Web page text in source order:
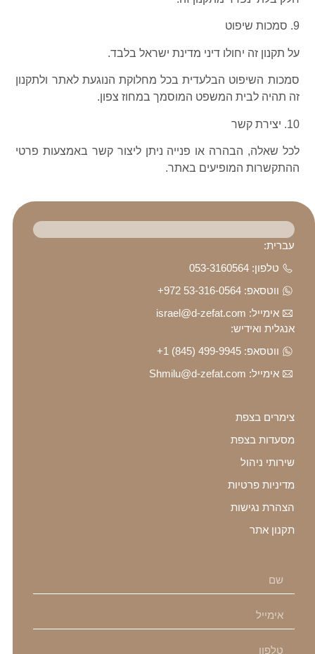
9. סמכות שיפוט
על תקנון זה יחולו דיני מדינת ישראל בלבד.
סמכות השיפוט הבלעדית בכל מחלוקת הנוגעת לאתר ולתקנון
זה תהיה לבית המשפט המוסמך במחוז צפון.
10. יצירת קשר
לכל שאלה, הבהרה או פנייה ניתן ליצור קשר באמצעות פרטי
ההתקשרות המופיעים באתר.
עברית:
טלפון: 053-3160564
ווטסאפ: ⁦ +972 53-316-0564⁩
אימייל: israel@d-zefat.com
אנגלית ואידיש:
ווטסאפ: ⁦+1 (845) 499-9945⁩
אימייל: Shmilu@d-zefat.com
צימרים בצפת
מסעדות בצפת
שירותי ניהול
מדיניות פרטיות
הצהרת נגישות
תקנון אתר